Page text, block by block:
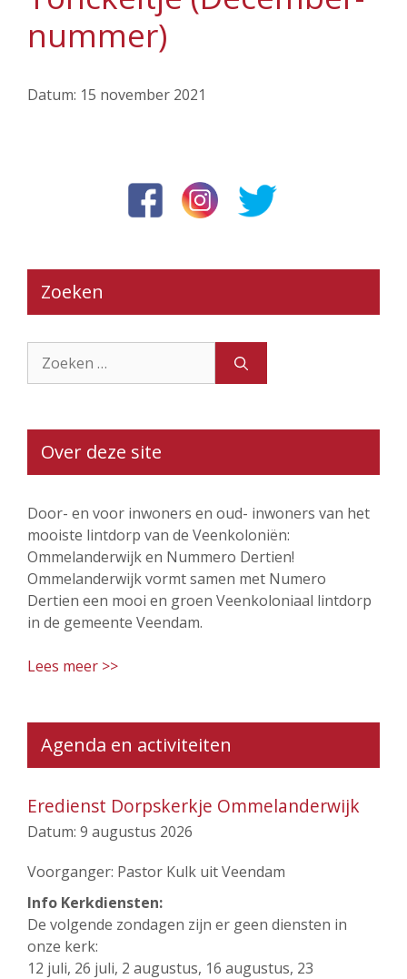
nummer)
Datum: 15 november 2021
Zoeken
naar:
Over deze site
Door- en voor inwoners en oud- inwoners van het
mooiste lintdorp van de Veenkoloniën:
Ommelanderwijk en Nummero Dertien!
Ommelanderwijk vormt samen met Numero
Dertien een mooi en groen Veenkoloniaal lintdorp
in de gemeente Veendam.
Lees meer >>
Agenda en activiteiten
Eredienst Dorpskerkje Ommelanderwijk
Datum: 9 augustus 2026
Voorganger: Pastor Kulk uit Veendam
Info Kerkdiensten:
De volgende zondagen zijn er geen diensten in
onze kerk:
12 juli, 26 juli, 2 augustus, 16 augustus, 23